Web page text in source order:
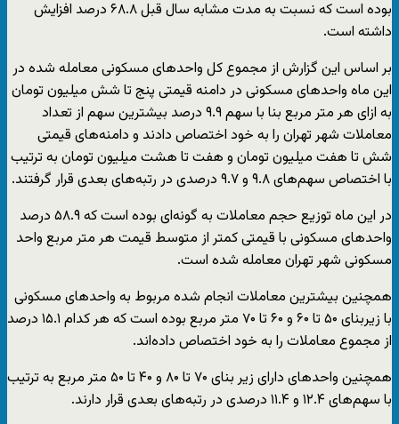
بوده است که نسبت به مدت مشابه سال قبل ۶۸.۸ درصد افزایش
داشته است.
بر اساس این گزارش از مجموع کل واحدهای مسکونی معامله شده در
این ماه واحدهای مسکونی در دامنه قیمتی پنج تا شش میلیون تومان
به ازای هر متر مربع بنا با سهم ۹.۹ درصد بیشترین سهم از تعداد
معاملات شهر تهران را به خود اختصاص دادند و دامنه‌های قیمتی
شش تا هفت میلیون تومان و هفت تا هشت میلیون تومان به ترتیب
با اختصاص سهم‌های ۹.۸ و ۹.۷ درصدی در رتبه‌های بعدی قرار گرفتند.
در این ماه توزیع حجم معاملات به گونه‌ای بوده است که ۵۸.۹ درصد
واحدهای مسکونی با قیمتی کمتر از متوسط قیمت هر متر مربع واحد
مسکونی شهر تهران معامله شده است.
همچنین بیشترین معاملات انجام شده مربوط به واحدهای مسکونی
با زیربنای ۵۰ تا ۶۰ و ۶۰ تا ۷۰ متر مربع بوده است که هر کدام ۱۵.۱ درصد
از مجموع معاملات را به خود اختصاص داده‌اند.
همچنین واحدهای دارای زیر بنای ۷۰ تا ۸۰ و ۴۰ تا ۵۰ متر مربع به ترتیب
با سهم‌های ۱۲.۴ و ۱۱.۴ درصدی در رتبه‌های بعدی قرار دارند.